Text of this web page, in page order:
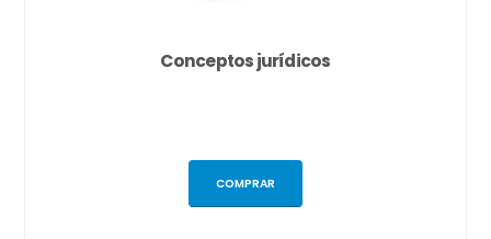
Conceptos jurídicos
COMPRAR